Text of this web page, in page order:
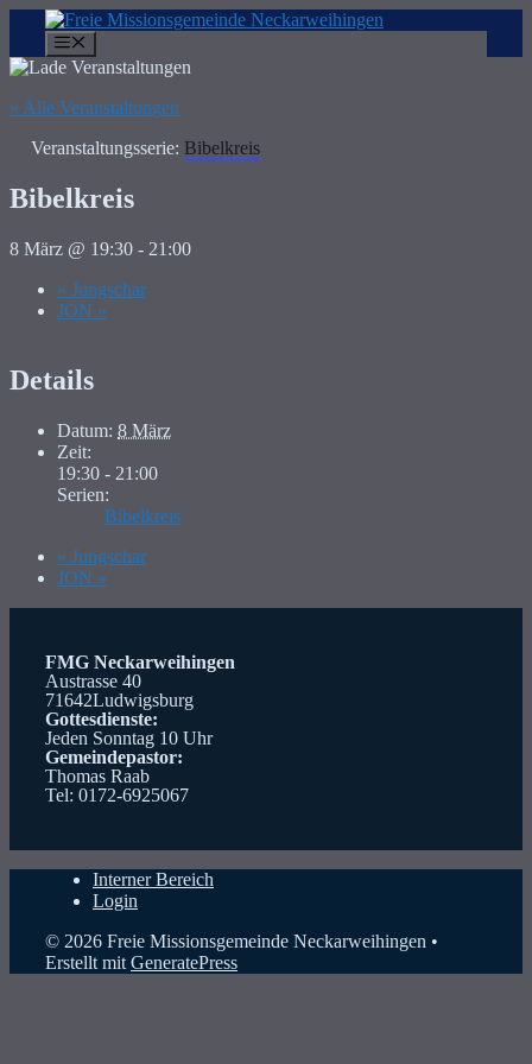
Inhalt
springen
« Alle Veranstaltungen
Veranstaltungsserie: Bibelkreis
Bibelkreis
8 März @ 19:30 - 21:00
« Jungschar
JON »
Details
Datum: 8 März
Zeit:
19:30 - 21:00
Serien:
Bibelkreis
« Jungschar
JON »
FMG Neckarweihingen
Austrasse 40
71642Ludwigsburg
Gottesdienste:
Jeden Sonntag 10 Uhr
Gemeindepastor:
Thomas Raab
Tel: 0172-6925067
Interner Bereich
Login
© 2026 Freie Missionsgemeinde Neckarweihingen •
Erstellt mit GeneratePress